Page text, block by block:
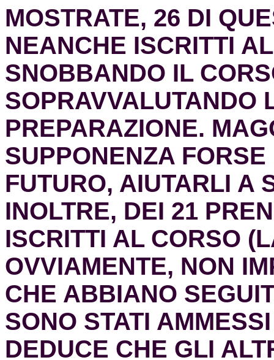
MOSTRATE, 26 DI
NEANCHE ISCRITTI
SNOBBANDO IL
SOPRAVVALUTANDO
PREPARAZIONE.
SUPPONENZA
FUTURO, AIUTARLI A
INOLTRE, DEI 21
ISCRITTI AL CORSO (
OVVIAMENTE, NON
CHE ABBIANO
SONO STATI
DEDUCE CHE GLI